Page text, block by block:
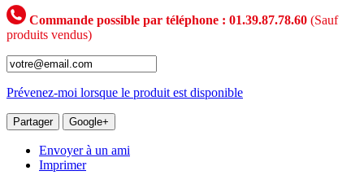
Commande possible par téléphone : 01.39.87.78.60 (Sauf
produits vendus)
Prévenez-moi lorsque le produit est disponible
Partager Google+
Envoyer à un ami
Imprimer